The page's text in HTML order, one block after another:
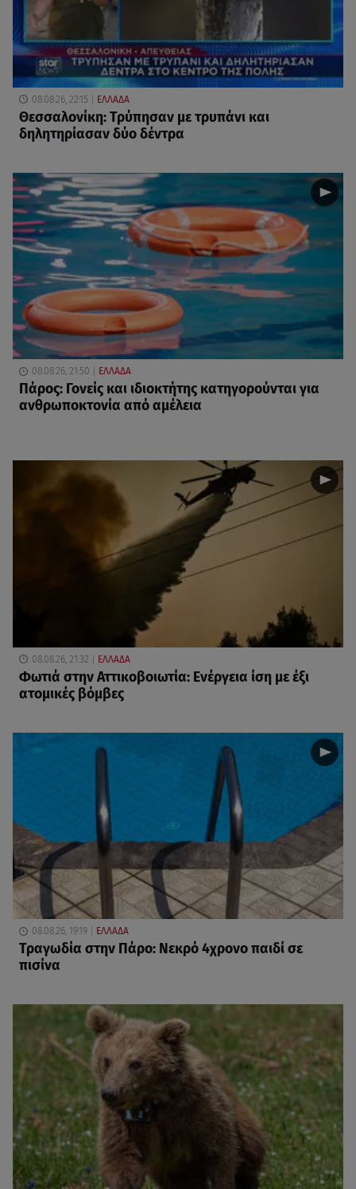
08.08.26, 22:15 ΕΛΛΑΔΑ
Θεσσαλονίκη: Τρύπησαν με τρυπάνι και
δηλητηρίασαν δύο δέντρα
08.08.26, 21:50 ΕΛΛΑΔΑ
Πάρος: Γονείς και ιδιοκτήτης κατηγορούνται για
ανθρωποκτονία από αμέλεια
08.08.26, 21:32 ΕΛΛΑΔΑ
Φωτιά στην Αττικοβοιωτία: Ενέργεια ίση με έξι
ατομικές βόμβες
08.08.26, 19:19 ΕΛΛΑΔΑ
Τραγωδία στην Πάρο: Νεκρό 4χρονο παιδί σε
πισίνα